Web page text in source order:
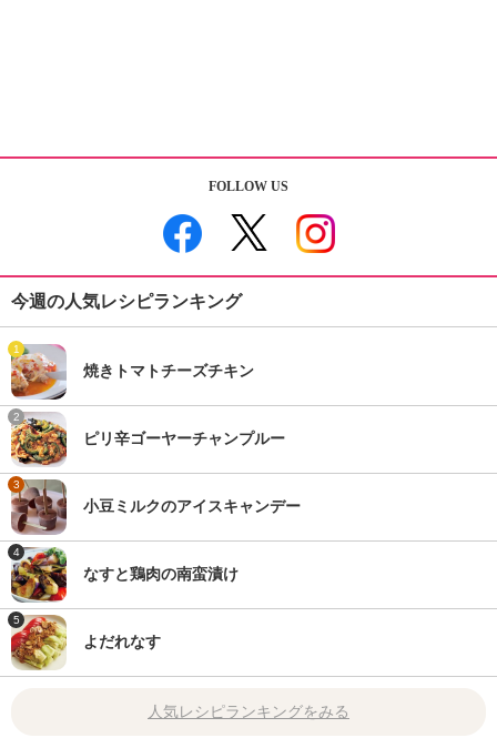
FOLLOW US
今週の人気レシピランキング
1
焼きトマトチーズチキン
2
ピリ辛ゴーヤーチャンプルー
3
小豆ミルクのアイスキャンデー
4
なすと鶏肉の南蛮漬け
5
よだれなす
人気レシピランキングをみる